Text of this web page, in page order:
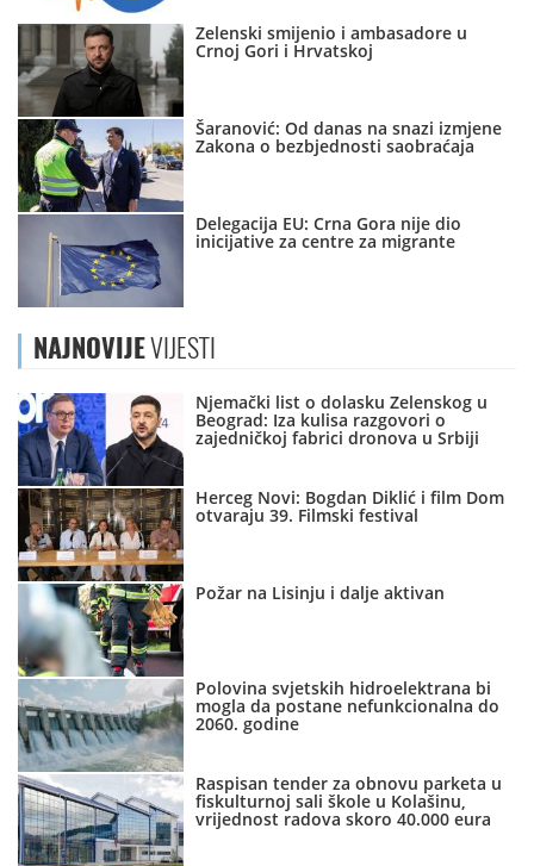
Zelenski smijenio i ambasadore u
Crnoj Gori i Hrvatskoj
Šaranović: Od danas na snazi izmjene
Zakona o bezbjednosti saobraćaja
Delegacija EU: Crna Gora nije dio
inicijative za centre za migrante
NAJNOVIJEVIJESTI
Njemački list o dolasku Zelenskog u
Beograd: Iza kulisa razgovori o
zajedničkoj fabrici dronova u Srbiji
Herceg Novi: Bogdan Diklić i film Dom
otvaraju 39. Filmski festival
Požar na Lisinju i dalje aktivan
Polovina svjetskih hidroelektrana bi
mogla da postane nefunkcionalna do
2060. godine
Raspisan tender za obnovu parketa u
fiskulturnoj sali škole u Kolašinu,
vrijednost radova skoro 40.000 eura